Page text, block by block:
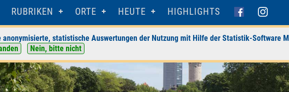
RUBRIKEN ORTE HEUTE HIGHLIGHTS
anonymisierte, statistische Auswertungen der Nutzung mit Hilfe der Statistik-Software
Nein, bitte nicht